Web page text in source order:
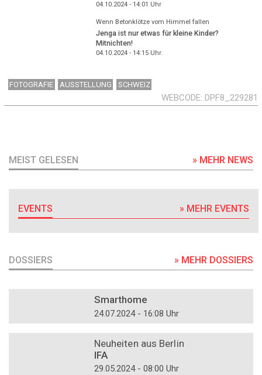
04.10.2024 - 14:01 Uhr
Wenn Betonklötze vom Himmel fallen
Jenga ist nur etwas für kleine Kinder?
Mitnichten!
04.10.2024 - 14:15Uhr
FOTOGRAFIE AUSSTELLUNG SCHWEIZ
WEBCODE DPF8_229281
MEIST GELESEN » MEHR NEWS
EVENTS » MEHR EVENTS
DOSSIERS » MEHR DOSSIERS
Smarthome
24.07.2024 - 16:08 Uhr
Neuheiten aus Berlin
IFA
29.05.2024 - 08:00 Uhr